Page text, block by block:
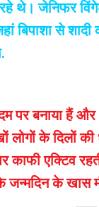
थे। जेनिफर
बिपाशा से
पर बनाया हैं
लोगों के दिलों
काफी एक्टिव
के खास